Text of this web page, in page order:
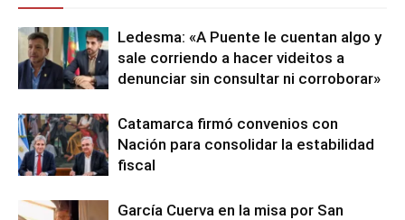
Ledesma: «A Puente le cuentan algo y
sale corriendo a hacer videitos a
denunciar sin consultar ni corroborar»
Catamarca firmó convenios con
Nación para consolidar la estabilidad
fiscal
García Cuerva en la misa por San